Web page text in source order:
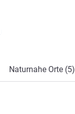
Naturnahe Orte (5)